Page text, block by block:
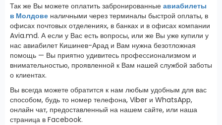
Так же Вы можете оплатить забронированные авиабилеты
в Молдове наличными через терминалы быстрой оплаты, в
офисах почтовых отделениях, в банках и в офисах компании
Avia.md. А если у Вас есть вопросы, или же Вы уже купили у
нас авиабилет Кишинев-Арад и Вам нужна безотложная
помощь — Вы приятно удивитесь профессионализмом и
внимательностью, проявленной к Вам нашей службой заботы
о клиентах.
Вы всегда можете обратится к нам любым удобным для вас
способом, будь то номер телефона, Viber и WhatsApp,
онлайн чат, предоставленный на нашем сайте, или наша
страница в Facebook.